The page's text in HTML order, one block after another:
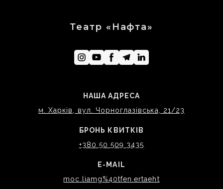
Театр «Нафта»
НАША АДРЕСА
м. Харків, вул. Чорноглазівська, 21/23
БРОНЬ КВИТКІВ
+380 50 509 3435
E-MAIL
moc.liamg%40tfen.ertaeht